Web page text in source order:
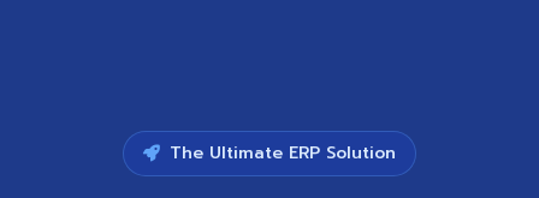
The Ultimate ERP Solution